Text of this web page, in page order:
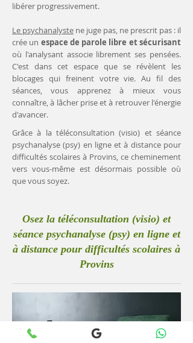
libérer progressivement.
Le psychanalyste ne juge pas, ne prescrit pas : il
crée un espace de parole libre et sécurisant
où l'analysant associe librement ses pensées.
C'est dans cet espace que se révèlent les
blocages qui freinent votre vie. Au fil des
séances, vous apprenez à mieux vous
connaître, à lâcher prise et à retrouver l'énergie
d'avancer.
Grâce à la téléconsultation (visio) et séance
psychanalyse (psy) en ligne et à distance pour
difficultés scolaires à Provins, ce cheminement
vers vous-même est désormais possible où
que vous soyez.
Osez la téléconsultation (visio) et
séance psychanalyse (psy) en ligne et
à distance pour difficultés scolaires à
Provins